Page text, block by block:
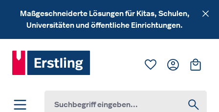
Zum Hauptinhalt springen
Maßgeschneiderte Lösungen für Kitas, Schulen,
Universitäten und öffentliche Einrichtungen.
Du hast 0